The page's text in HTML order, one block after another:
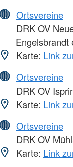
Ortsvereine
DRK OV
Engelsbrandt
Karte: Link
Ortsvereine
DRK OV
Karte: Link
Ortsvereine
DRK OV
Karte: Link